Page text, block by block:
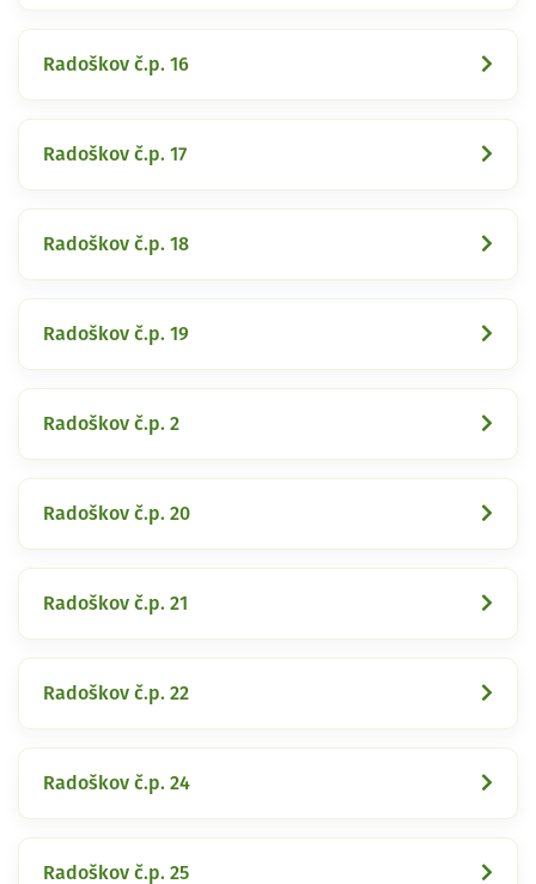
Radoškov č.p. 16
Radoškov č.p. 17
Radoškov č.p. 18
Radoškov č.p. 19
Radoškov č.p. 2
Radoškov č.p. 20
Radoškov č.p. 21
Radoškov č.p. 22
Radoškov č.p. 24
Radoškov č.p. 25